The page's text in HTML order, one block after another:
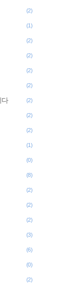
(2)
(1)
(2)
(2)
(2)
(2)
다 (2)
(2)
(2)
(1)
(0)
(8)
(2)
(2)
(2)
(3)
(6)
(0)
(2)